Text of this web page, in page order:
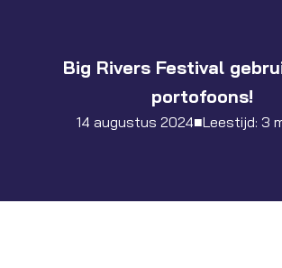
Big Rivers Festival
portofoons!
14 augustus 2024■Leestijd: 3